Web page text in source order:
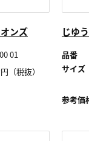
ンズ
01
円（税抜）
じゆ
品番
サイズ
参考価